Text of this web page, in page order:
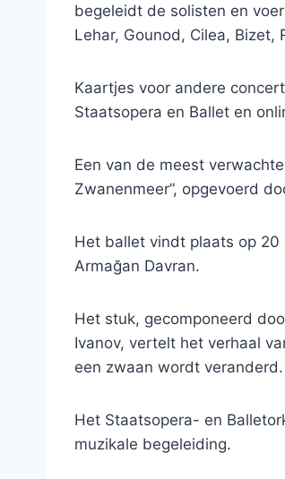
begeleidt de solisten en
Lehar, Gounod, Cilea, Bizet,
Kaartjes voor andere
Staatsopera en Ballet en
Een van de meest
Zwanenmeer”, opgevoerd
Het ballet vindt plaats op 20
Armağan Davran.
Het stuk, gecomponeerd
Ivanov, vertelt het verhaal
een zwaan wordt veranderd.
Het Staatsopera- en
muzikale begeleiding.